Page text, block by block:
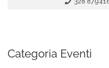
Categoria Eventi